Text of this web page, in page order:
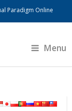
Paradigm Online
Menu